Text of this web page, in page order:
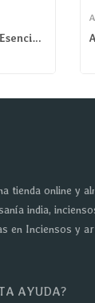
AROMA - Aceite Esencial Frankincense
tienda online y
india,
en Inciensos y
AYUDA?